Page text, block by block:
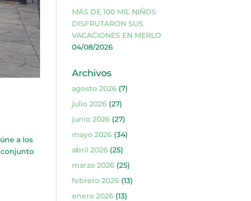
a los
conjunto
MÁS DE 100 MIL NIÑOS
DISFRUTARON SUS
VACACIONES EN MERLO
04/08/2026
Archivos
agosto 2026(7)
julio 2026(27)
junio 2026(27)
mayo 2026(34)
abril 2026(25)
marzo 2026(25)
febrero 2026(13)
enero 2026(13)